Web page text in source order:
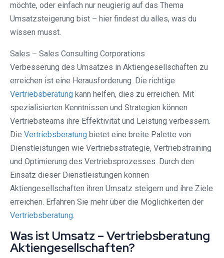
möchte, oder einfach nur neugierig auf das Thema
Umsatzsteigerung bist – hier findest du alles, was du
wissen musst.
Sales – Sales Consulting Corporations
Verbesserung des Umsatzes in Aktiengesellschaften zu
erreichen ist eine Herausforderung. Die richtige
Vertriebsberatung kann helfen, dies zu erreichen. Mit
spezialisierten Kenntnissen und Strategien können
Vertriebsteams ihre Effektivität und Leistung verbessern.
Die Vertriebsberatung bietet eine breite Palette von
Dienstleistungen wie Vertriebsstrategie, Vertriebstraining
und Optimierung des Vertriebsprozesses. Durch den
Einsatz dieser Dienstleistungen können
Aktiengesellschaften ihren Umsatz steigern und ihre Ziele
erreichen. Erfahren Sie mehr über die Möglichkeiten der
Vertriebsberatung.
Was ist Umsatz – Vertriebsberatung
Aktiengesellschaften?